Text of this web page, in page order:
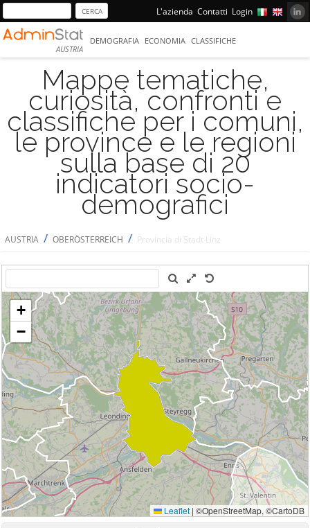
L'azienda Contatti Login
AUSTRIA
DEMOGRAFIA ECONOMIA CLASSIFICHE
Mappe tematiche,
curiosità, confronti e
classifiche per i comuni,
le province e le regioni
sulla base di 20
indicatori socio-
demografici
AUSTRIA / OBERÖSTERREICH / Provincia di Stadt Linz